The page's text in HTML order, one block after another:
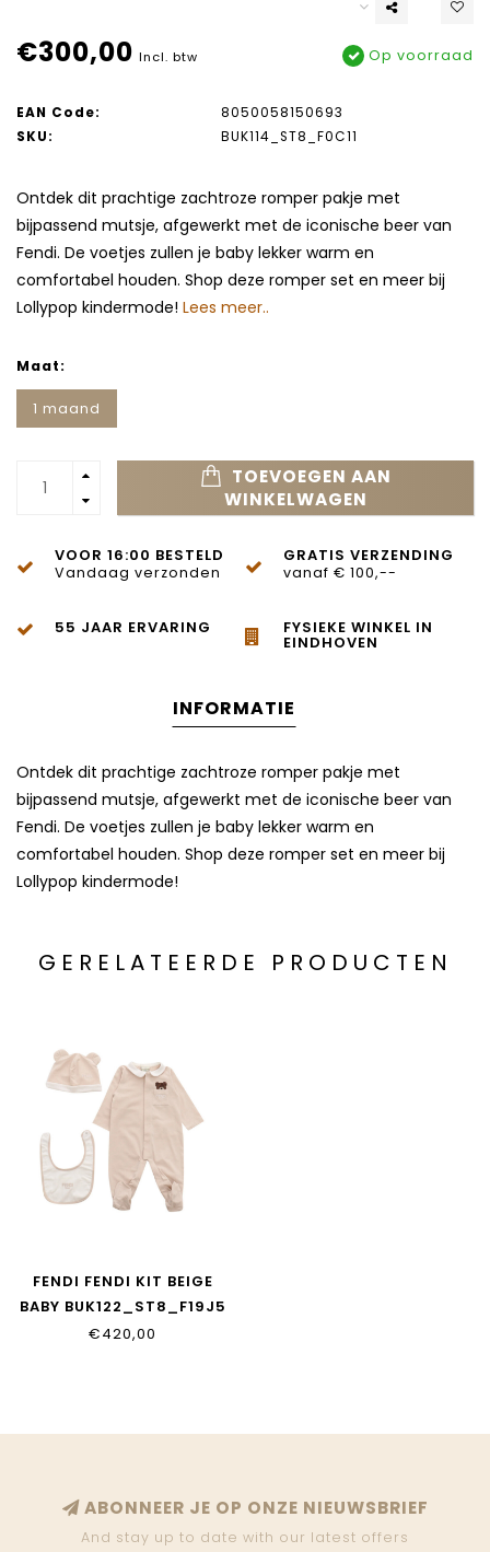
€300,00 Incl. btw Op voorraad
EAN Code:
8050058150693
SKU:
BUK114_ST8_F0C11
Ontdek dit prachtige zachtroze romper pakje met
bijpassend mutsje, afgewerkt met de iconische beer van
Fendi. De voetjes zullen je baby lekker warm en
comfortabel houden. Shop deze romper set en meer bij
Lollypop kindermode! Lees meer..
Maat:
1 maand
TOEVOEGEN AAN
WINKELWAGEN
VOOR 16:00 BESTELD
Vandaag verzonden
GRATIS VERZENDING
vanaf € 100,--
55 JAAR ERVARING FYSIEKE WINKEL IN
EINDHOVEN
INFORMATIE
Ontdek dit prachtige zachtroze romper pakje met
bijpassend mutsje, afgewerkt met de iconische beer van
Fendi. De voetjes zullen je baby lekker warm en
comfortabel houden. Shop deze romper set en meer bij
Lollypop kindermode!
GERELATEERDE PRODUCTEN
FENDI FENDI KIT BEIGE
BABY BUK122_ST8_F19J5
€420,00
ABONNEER JE OP ONZE NIEUWSBRIEF
And stay up to date with our latest offers